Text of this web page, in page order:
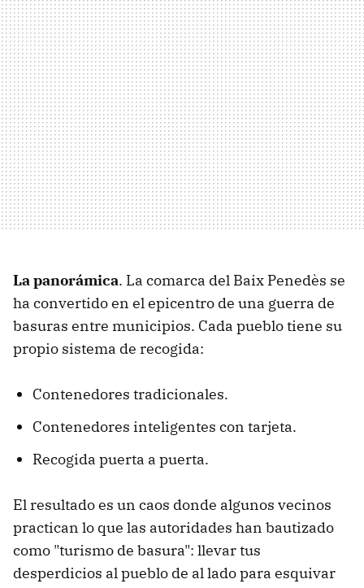
La panorámica. La comarca del Baix Penedès se
ha convertido en el epicentro de una guerra de
basuras entre municipios. Cada pueblo tiene su
propio sistema de recogida:
Contenedores tradicionales.
Contenedores inteligentes con tarjeta.
Recogida puerta a puerta.
El resultado es un caos donde algunos vecinos
practican lo que las autoridades han bautizado
como "turismo de basura": llevar tus
desperdicios al pueblo de al lado para esquivar